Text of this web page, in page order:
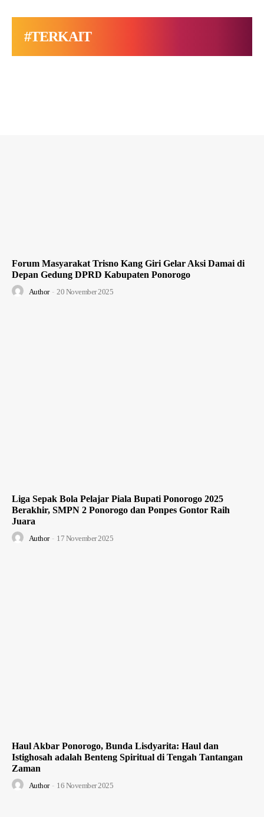
#TERKAIT
Forum Masyarakat Trisno Kang Giri Gelar Aksi Damai di
Depan Gedung DPRD Kabupaten Ponorogo
Author - 20 November 2025
Liga Sepak Bola Pelajar Piala Bupati Ponorogo 2025
Berakhir, SMPN 2 Ponorogo dan Ponpes Gontor Raih
Juara
Author - 17 November 2025
Haul Akbar Ponorogo, Bunda Lisdyarita: Haul dan
Istighosah adalah Benteng Spiritual di Tengah Tantangan
Zaman
Author - 16 November 2025